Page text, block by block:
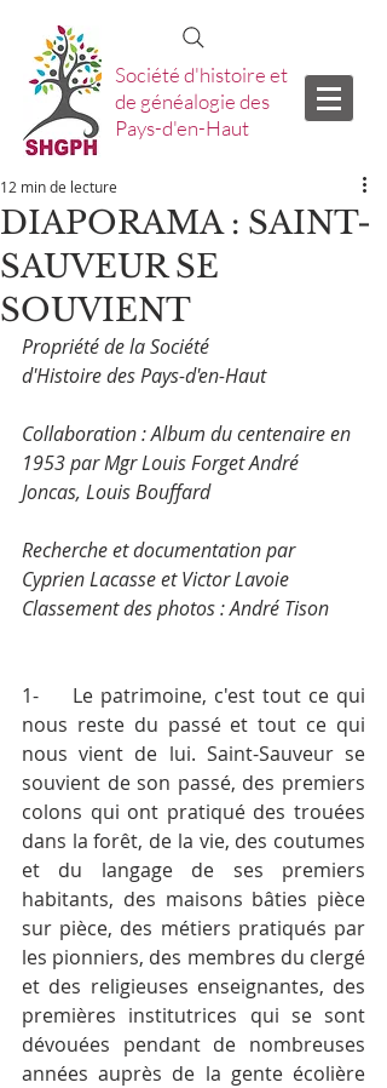
Société d'histoire et
de généalogie des
Pays-d'en-Haut
DIAPORAMA : SAINT-
SAUVEUR SE
SOUVIENT
12 min de lecture
Propriété de la Société
d'Histoire des Pays-d'en-Haut
Collaboration : Album du centenaire en
1953 par Mgr Louis Forget André
Joncas, Louis Bouffard
Recherche et documentation par
Cyprien Lacasse et Victor Lavoie
Classement des photos : André Tison
1-	Le patrimoine, c'est tout ce qui
nous reste du passé et tout ce qui
nous vient de lui. Saint-Sauveur se
souvient de son passé, des premiers
colons qui ont pratiqué des trouées
dans la forêt, de la vie, des coutumes
et du langage de ses premiers
habitants, des maisons bâties pièce
sur pièce, des métiers pratiqués par
les pionniers, des membres du clergé
et des religieuses enseignantes, des
premières institutrices qui se sont
dévouées pendant de nombreuses
années auprès de la gente écolière